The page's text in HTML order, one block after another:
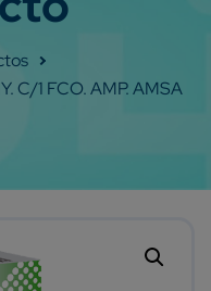
C/1 FCO. AMP. AMSA